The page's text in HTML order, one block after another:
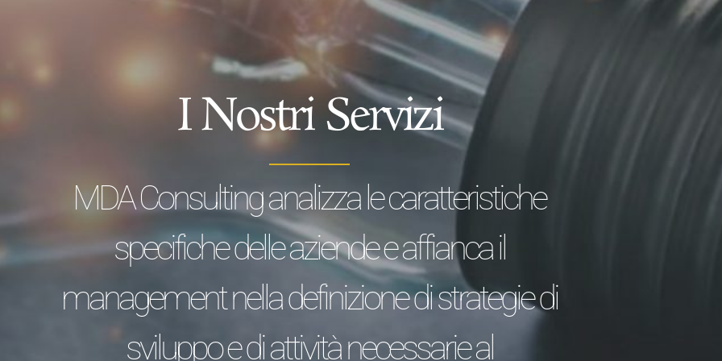
I Nostri Servizi
MDA Consulting analizza le caratteristiche
specifiche delle aziende e affianca il
management nella definizione di strategie di
sviluppo e di attività necessarie al